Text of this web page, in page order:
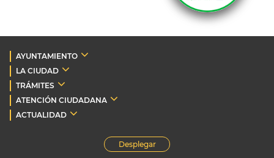
AYUNTAMIENTO
LA CIUDAD
TRÁMITES
ATENCIÓN CIUDADANA
ACTUALIDAD
Desplegar